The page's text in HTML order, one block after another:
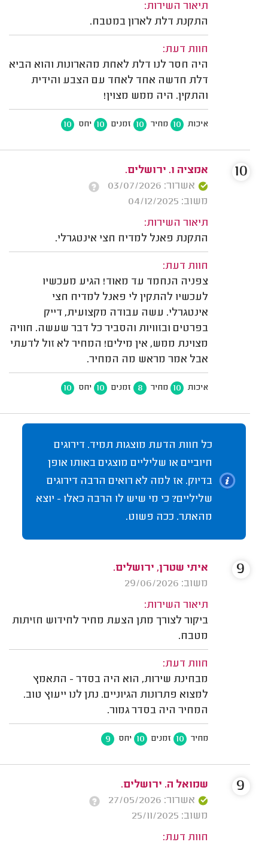
תיאור השירות:
התקנת דלת לארון במטבח.
חוות דעת:
היה חסר לנו דלת לאחת מהארונות והוא הביא
דלת חדשה אחד לאחד עם הצבע והידית
והתקין. היה ממש מצוין!
איכות 10 מחיר 10 זמנים 10 יחס 10
אמציה ו. ירושלים.
אשרור: 03/07/2026
משוב: 04/12/2025
תיאור השירות:
התקנת פאנל למדיח חצי אינטגרלי.
חוות דעת:
צפניה הנחמד עד מאוד! הגיע מעכשיו
לעכשיו להתקין לי פאנל למדיח חצי
אינטגרלי. עשה עבודה מקצועית, דייק
בפרטים ובזוויות והסביר כל דבר שעשה. חוויה
מצוינת ממש, אין מילים! המחיר לא זול לדעתי
אבל אמר מראש מה המחיר.
איכות 10 מחיר 8 זמנים 10 יחס 10
10
כל חוות הדעת מוצגות תמיד. דירוגים
חיוביים או שליליים מוצגים באותו אופן
בדיוק. אז למה לא רואים הרבה דירוגים
שליליים? כי מי שיש לו הרבה כאלו - יוצא
מהאתר. ככה פשוט.
איתי שטרן, ירושלים.
משוב: 29/06/2026
תיאור השירות:
ביקור לצורך מתן הצעת מחיר לחידוש חזיתות
מטבח.
חוות דעת:
מבחינת שירות, הוא היה בסדר - התאמץ
למצוא פתרונות הגיוניים. נתן לנו ייעוץ טוב.
המחיר היה בסדר גמור.
מחיר 10 זמנים 10 יחס 9
9
שמואל ה. ירושלים.
אשרור: 27/05/2026
משוב: 25/11/2025
חוות דעת:
9